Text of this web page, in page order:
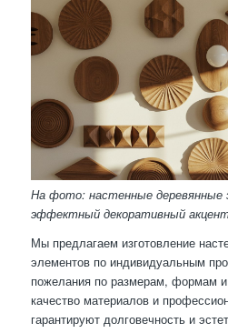
На фото: настенные
эффектный декоративный
Мы предлагаем изготовление
элементов по индивидуальным
пожелания по размерам, формам
качество материалов и
гарантируют долговечность и